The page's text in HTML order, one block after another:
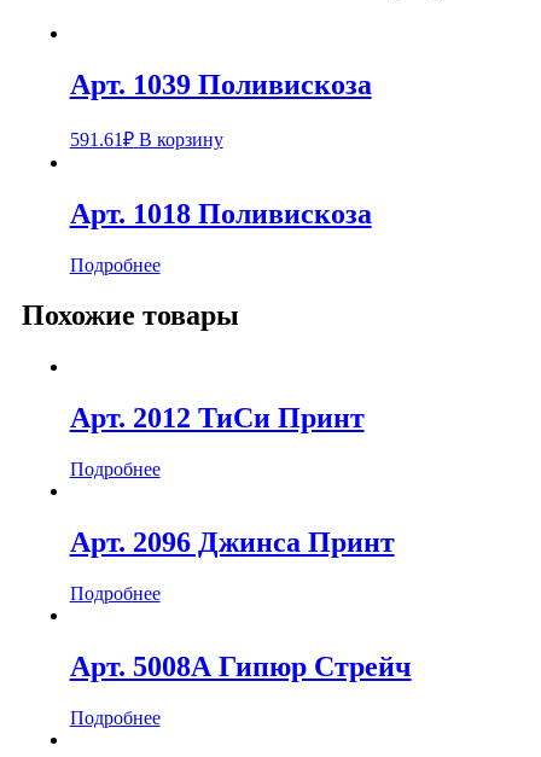
Арт. 1039 Поливискоза
591.61₽ В корзину
Арт. 1018 Поливискоза
Подробнее
Похожие товары
Арт. 2012 ТиСи Принт
Подробнее
Арт. 2096 Джинса Принт
Подробнее
Арт. 5008А Гипюр Стрейч
Подробнее